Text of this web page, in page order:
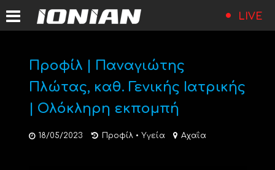
LIVE
Προφίλ | Παναγιώτης
Πλώτας, καθ. Γενικής Ιατρικής
| Ολόκληρη εκπομπή
18/05/2023 Προφίλ • Υγεία Αχαΐα